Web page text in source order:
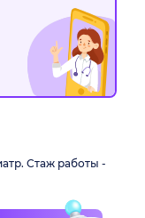
Стаж работы -